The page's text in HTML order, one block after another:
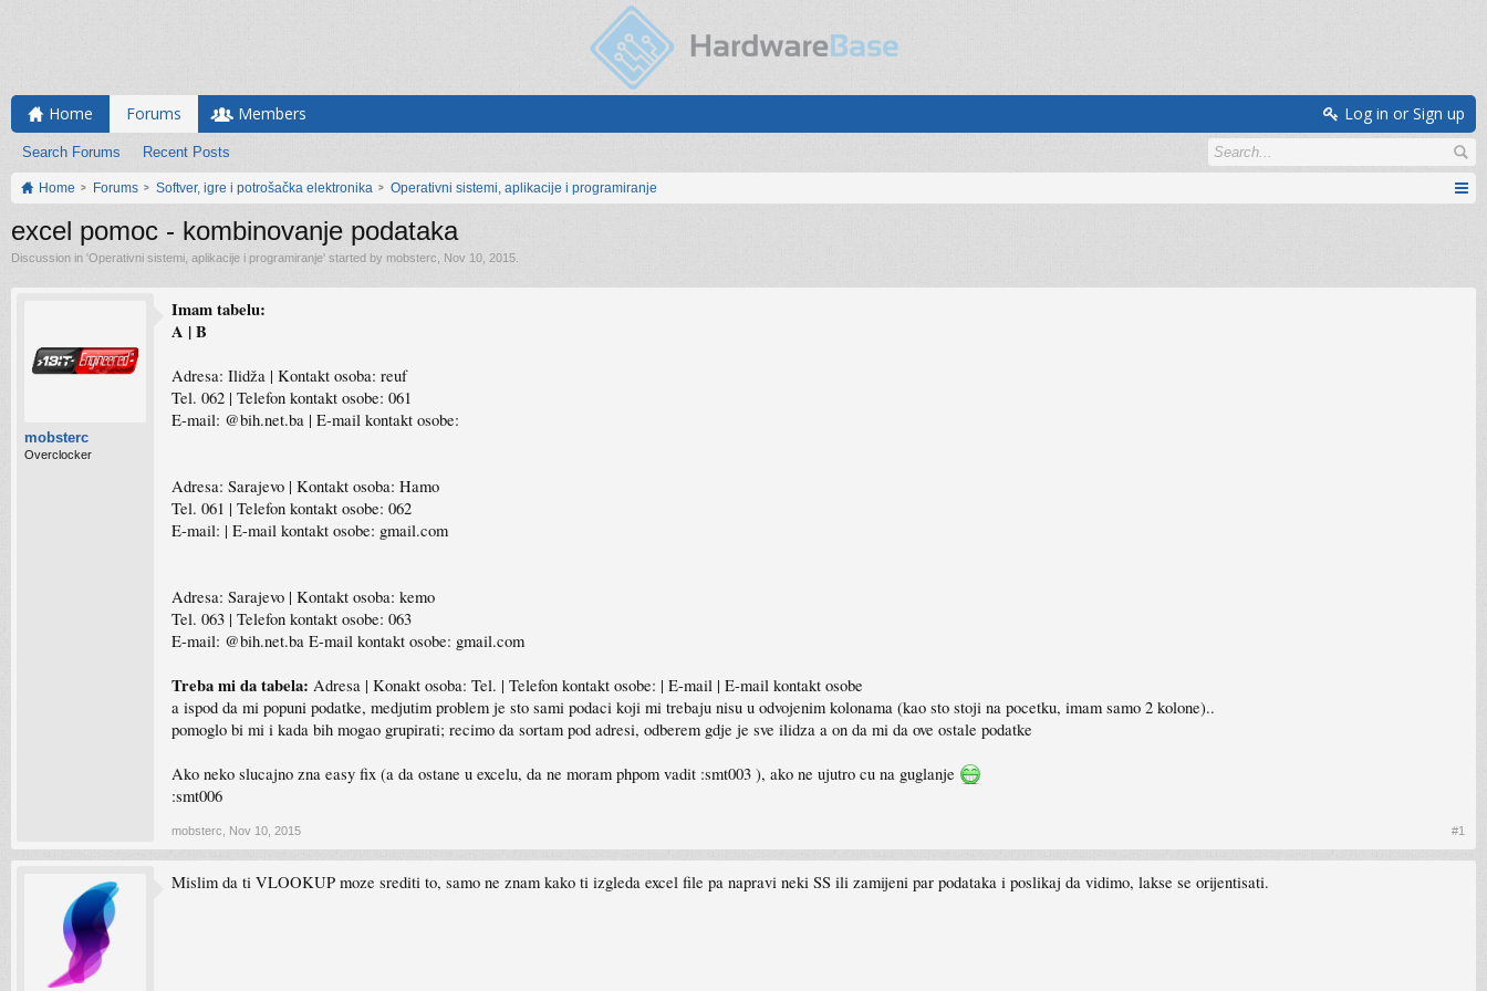
Home Forums
Search Forums Recent Posts
Members Log in or Sign up
Home Forums Softver, igre i potrošačka elektronika Operativni sistemi, aplikacije i programiranje
excel pomoc - kombinovanje podataka
Discussion in 'Operativni sistemi, aplikacije i programiranje' started by mobsterc Nov 10, 2015
mobsterc
Overclocker
Imam tabelu:
A | B
Adresa: Ilidža | Kontakt osoba: reuf
Tel. 062 | Telefon kontakt osobe: 061
E-mail: @bih.net.ba | E-mail kontakt osobe:
Adresa: Sarajevo | Kontakt osoba: Hamo
Tel. 061 | Telefon kontakt osobe: 062
E-mail: | E-mail kontakt osobe: gmail.com
Adresa: Sarajevo | Kontakt osoba: kemo
Tel. 063 | Telefon kontakt osobe: 063
E-mail: @bih.net.ba E-mail kontakt osobe: gmail.com
Treba mi da tabela: Adresa | Konakt osoba: Tel. | Telefon kontakt osobe: | E-mail | E-mail kontakt osobe
a ispod da mi popuni podatke, medjutim problem je sto sami podaci koji mi trebaju nisu u odvojenim kolonama (kao sto stoji na pocetku, imam samo 2 kolone)..
pomoglo bi mi i kada bih mogao grupirati; recimo da sortam pod adresi, odberem gdje je sve ilidza a on da mi da ove ostale podatke
Ako neko slucajno zna easy fix (a da ostane u excelu, da ne moram phpom vadit :smt003 ), ako ne ujutro cu na guglanje
:smt006
mobsterc Nov 10, 2015 #1
Mislim da ti VLOOKUP moze srediti to, samo ne znam kako ti izgleda excel file pa napravi neki SS ili zamijeni par podataka i poslikaj da vidimo, lakse se orijentisati.